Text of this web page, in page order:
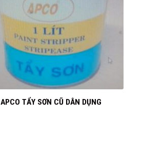
APCO TẨY SƠN CŨ DÂN DỤNG